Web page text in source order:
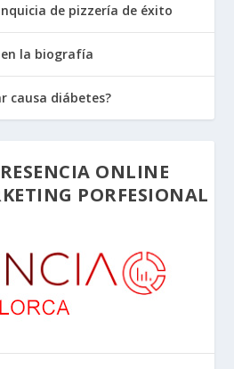
de pizzería de éxito
la biografía
causa diábetes?
ONLINE
PORFESIONAL